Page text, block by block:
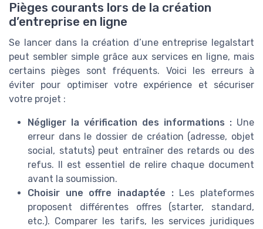
Pièges courants lors de la création
d’entreprise en ligne
Se lancer dans la création d’une entreprise legalstart
peut sembler simple grâce aux services en ligne, mais
certains pièges sont fréquents. Voici les erreurs à
éviter pour optimiser votre expérience et sécuriser
votre projet :
Négliger la vérification des informations : Une
erreur dans le dossier de création (adresse, objet
social, statuts) peut entraîner des retards ou des
refus. Il est essentiel de relire chaque document
avant la soumission.
Choisir une offre inadaptée :Les plateformes
proposent différentes offres (starter, standard,
etc.). Comparer les tarifs, les services juridiques